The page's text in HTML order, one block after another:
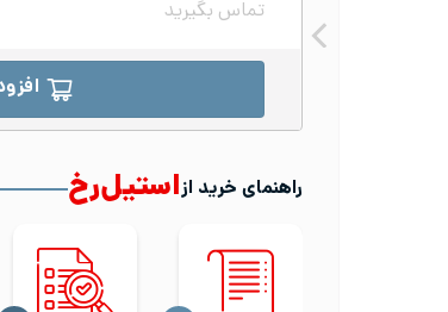
تماس بگیرید
راهنمای خرید ازاستیل‌رخ